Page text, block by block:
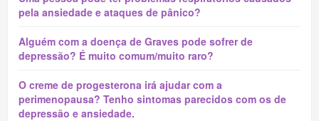
pela ansiedade e ataques de pânico?
Alguém com a doença de Graves pode sofrer de
depressão? É muito comum/muito raro?
O creme de progesterona irá ajudar com a
perimenopausa? Tenho sintomas parecidos com os de
depressão e ansiedade.